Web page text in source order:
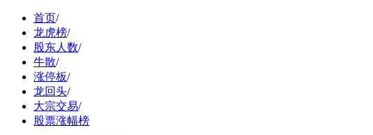
首页/
龙虎榜/
股东人数/
牛散/
涨停板/
龙回头/
大宗交易/
股票涨幅榜